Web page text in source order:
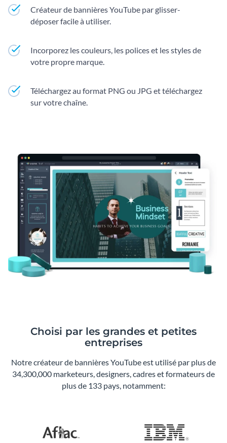
Créateur de bannières YouTube par glisser-
déposer facile à utiliser.
Incorporez les couleurs, les polices et les styles de
votre propre marque.
Téléchargez au format PNG ou JPG et téléchargez
sur votre chaîne.
Choisi par les grandes et petites
entreprises
Notre créateur de bannières YouTube est utilisé par plus de
34,300,000 marketeurs, designers, cadres et formateurs de
plus de 133 pays, notamment: